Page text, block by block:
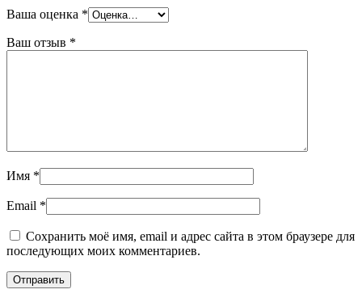
Ваша оценка *
Ваш отзыв *
Имя *
Email *
Сохранить моё имя, email и адрес сайта в этом браузере для
последующих моих комментариев.